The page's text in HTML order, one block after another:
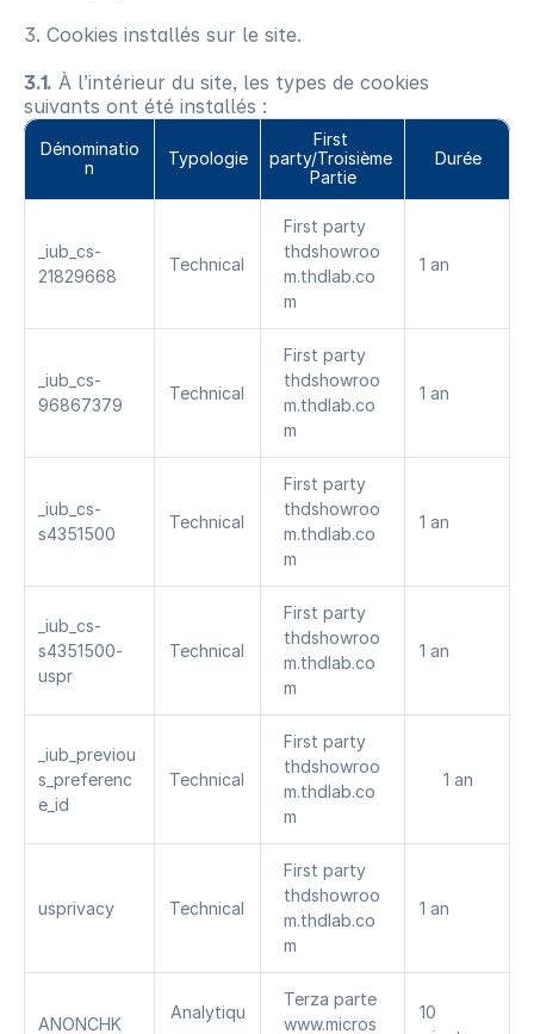
3. Cookies installés sur le site.
3.1. À l’intérieur du site, les types de cookies
suivants ont été installés :
Dénominatio
n
Typologie
First
party/Troisième
Partie
Durée
_iub_cs-
21829668
Technical
First party
thdshowroo
m.thdlab.co
m
1 an
_iub_cs-
96867379
Technical
First party
thdshowroo
m.thdlab.co
m
1 an
_iub_cs-
s4351500
Technical
First party
thdshowroo
m.thdlab.co
m
1 an
_iub_cs-
s4351500-
uspr
Technical
First party
thdshowroo
m.thdlab.co
m
1 an
_iub_previou
s_preferenc
e_id
Technical
First party
thdshowroo
m.thdlab.co
m
1 an
usprivacy Technical
First party
thdshowroo
m.thdlab.co
m
1 an
ANONCHK
Analytiqu
Terza parte
www.micros
10